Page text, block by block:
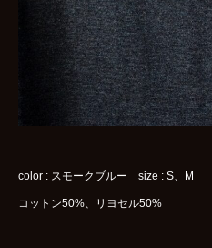
color : スモークブルー size : S、M
コットン50%、リヨセル50%